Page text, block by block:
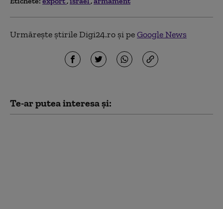
Urmărește știrile Digi24.ro și peGoogle News
Te-ar putea interesa și: